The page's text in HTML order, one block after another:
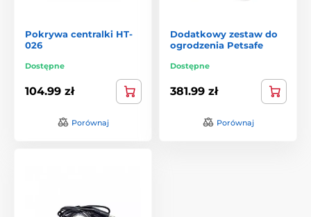
Pokrywa centralki HT-
026
Dostępne
104.99 zł
Porównaj
Dodatkowy zestaw do
ogrodzenia Petsafe
Dostępne
381.99 zł
Porównaj